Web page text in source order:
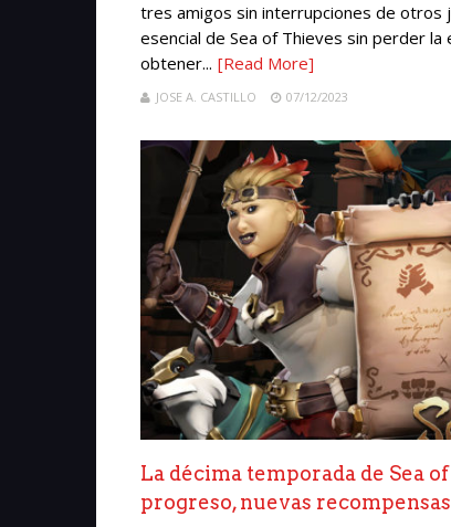
tres amigos sin interrupciones de otros
esencial de Sea of Thieves sin perder
obtener... [Read More]
JOSE A. CASTILLO 07/12/2023
La décima temporada de Sea
progreso, nuevas